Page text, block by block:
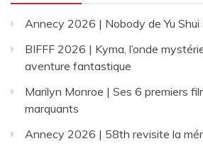
Annecy 2026 | Nobody de Yu Shui
BIFFF 2026 | Kyma, l’onde
aventure fantastique
Marilyn Monroe | Ses 6 premiers
marquants
Annecy 2026 | 58th revisite la